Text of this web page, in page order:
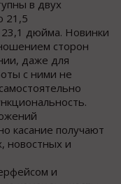
в двух
21,5
23,1 дюйма. Новинки
сторон
даже для
с ними не
касание получают
новостных и
и